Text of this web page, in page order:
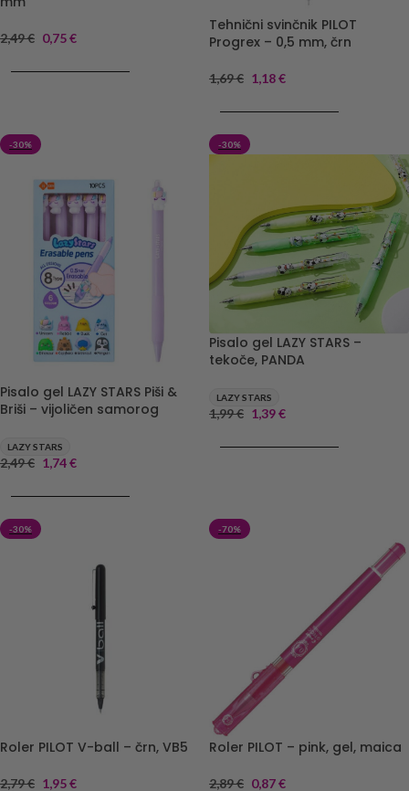
2,49€ 0,75€
Tehnični svinčnik PILOT
Progrex – 0,5 mm, črn
1,69€ 1,18€
-30%
Pisalo gel LAZY STARS Piši &
Briši – vijoličen samorog
LAZY STARS
2,49€ 1,74€
-30%
Pisalo gel LAZY STARS –
tekoče, PANDA
LAZY STARS
1,99€ 1,39€
-30%
Roler PILOT V-ball – črn, VB5
2,79€ 1,95€
-70%
Roler PILOT – pink, gel, maica
2,89€ 0,87€